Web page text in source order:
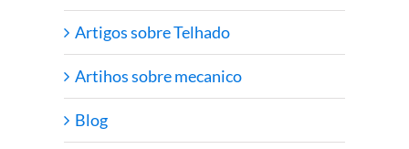
Artigos sobre Telhado
Artihos sobre mecanico
Blog